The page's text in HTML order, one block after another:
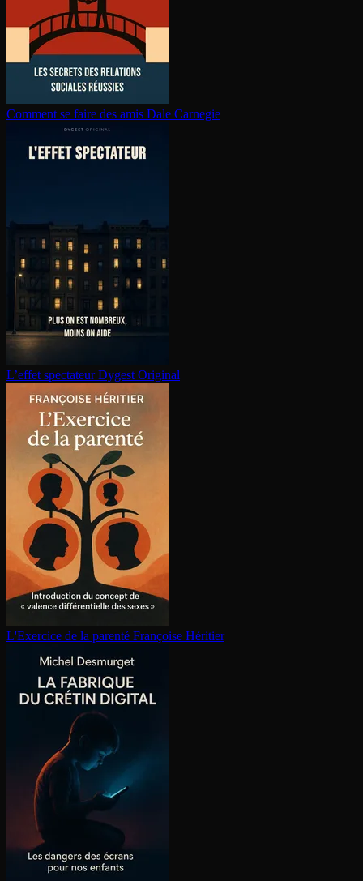
Comment se faire des amis Dale Carnegie
L’effet spectateur Dygest Original
L'Exercice de la parenté Françoise Héritier